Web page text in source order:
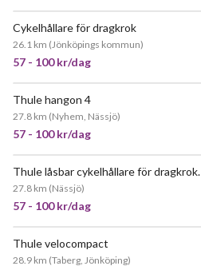
Cykelhållare för dragkrok
26.1 km (Jönköpings kommun)
57 - 100 kr/dag
Thule hangon 4
27.8 km (Nyhem, Nässjö)
57 - 100 kr/dag
Thule låsbar cykelhållare för dragkrok.
27.8 km (Nässjö)
57 - 100 kr/dag
Thule velocompact
28.9 km (Taberg, Jönköping)